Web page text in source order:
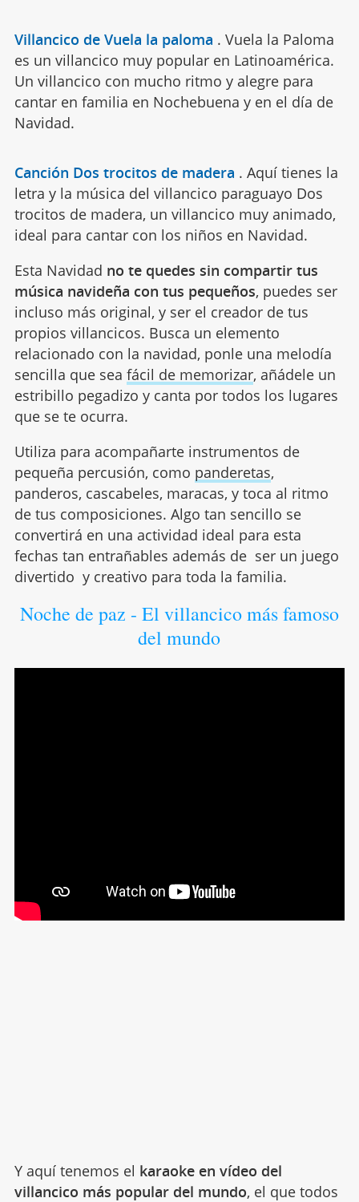
Villancico de Vuela la paloma . Vuela la Paloma
es un villancico muy popular en Latinoamérica.
Un villancico con mucho ritmo y alegre para
cantar en familia en Nochebuena y en el día de
Navidad.
Canción Dos trocitos de madera . Aquí tienes la
letra y la música del villancico paraguayo Dos
trocitos de madera, un villancico muy animado,
ideal para cantar con los niños en Navidad.
Esta Navidad no te quedes sin compartir tus
música navideña con tus pequeños, puedes ser
incluso más original, y ser el creador de tus
propios villancicos. Busca un elemento
relacionado con la navidad, ponle una melodía
sencilla que sea fácil de memorizar, añádele un
estribillo pegadizo y canta por todos los lugares
que se te ocurra.
Utiliza para acompañarte instrumentos de
pequeña percusión, como panderetas,
panderos, cascabeles, maracas, y toca al ritmo
de tus composiciones. Algo tan sencillo se
convertirá en una actividad ideal para esta
fechas tan entrañables además de ser un juego
divertido y creativo para toda la familia.
Noche de paz - El villancico más famoso
del mundo
Y aquí tenemos el karaoke en vídeo del
villancico más popular del mundo, el que todos